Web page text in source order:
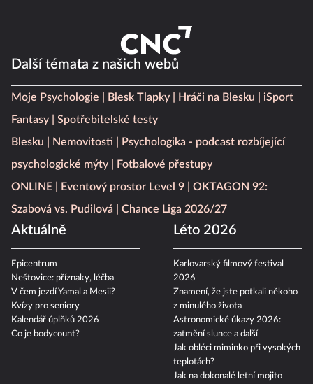
Další témata z našich webů
Moje Psychologie Blesk Tlapky Hráči na Blesku
iSport
Fantasy
Spotřebitelské testy
Blesku
Nemovitosti
Psychologika - podcast rozbíjející
psychologické mýty
Fotbalové přestupy
ONLINE
Eventový prostor Level 9
OKTAGON 92:
Szabová vs. Pudilová
Chance Liga 2026/27
Aktuálně
Epicentrum
Neštovice: příznaky, léčba
V čem jezdí Yamal a Mesii?
Kvízy pro seniory
Kalendář úplňků 2026
Co je bodycount?
Léto 2026
Karlovarský filmový festival
2026
Znamení, že jste potkali někoho
z minulého života
Astronomické úkazy 2026:
zatmění slunce a další
Jak obléci miminko při vysokých
teplotách?
Jak na dokonalé letní mojito